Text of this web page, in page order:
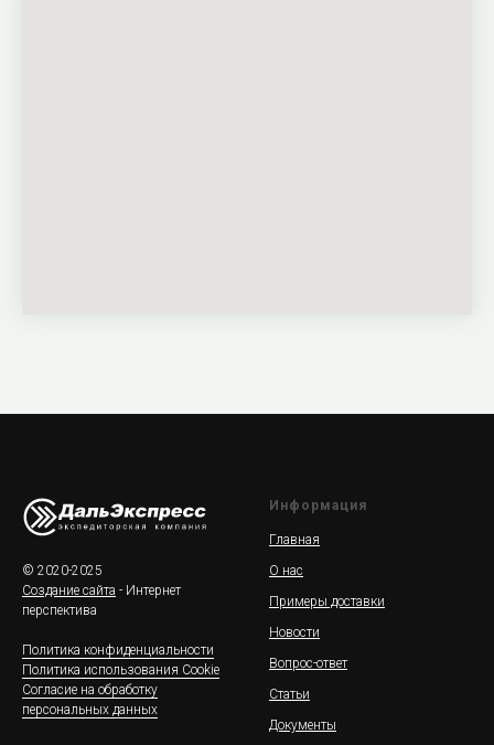
© 2020-2025
Создание сайта - Интернет
перспектива
Политика конфиденциальности
Политика использования Cookie
Согласие на обработку
персональных данных
Информация
Главная
О нас
Примеры доставки
Новости
Вопрос-ответ
Статьи
Документы